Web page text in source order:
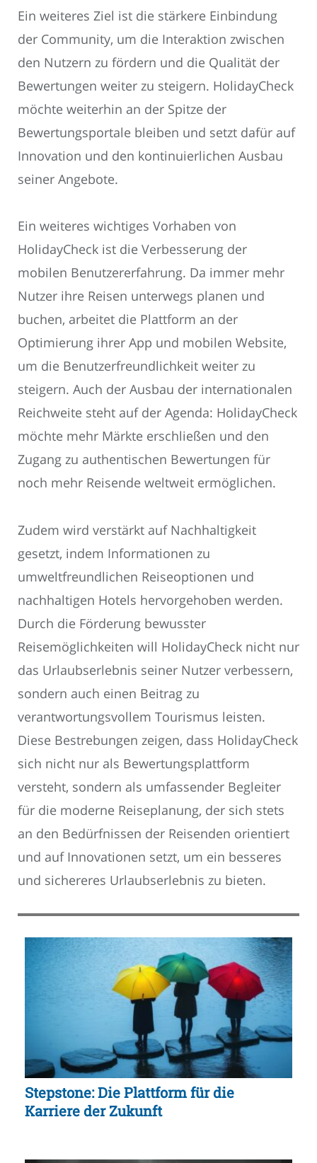
Ein weiteres Ziel ist die stärkere Einbindung
der Community, um die Interaktion zwischen
den Nutzern zu fördern und die Qualität der
Bewertungen weiter zu steigern. HolidayCheck
möchte weiterhin an der Spitze der
Bewertungsportale bleiben und setzt dafür auf
Innovation und den kontinuierlichen Ausbau
seiner Angebote.
Ein weiteres wichtiges Vorhaben von
HolidayCheck ist die Verbesserung der
mobilen Benutzererfahrung. Da immer mehr
Nutzer ihre Reisen unterwegs planen und
buchen, arbeitet die Plattform an der
Optimierung ihrer App und mobilen Website,
um die Benutzerfreundlichkeit weiter zu
steigern. Auch der Ausbau der internationalen
Reichweite steht auf der Agenda: HolidayCheck
möchte mehr Märkte erschließen und den
Zugang zu authentischen Bewertungen für
noch mehr Reisende weltweit ermöglichen.
Zudem wird verstärkt auf Nachhaltigkeit
gesetzt, indem Informationen zu
umweltfreundlichen Reiseoptionen und
nachhaltigen Hotels hervorgehoben werden.
Durch die Förderung bewusster
Reisemöglichkeiten will HolidayCheck nicht nur
das Urlaubserlebnis seiner Nutzer verbessern,
sondern auch einen Beitrag zu
verantwortungsvollem Tourismus leisten.
Diese Bestrebungen zeigen, dass HolidayCheck
sich nicht nur als Bewertungsplattform
versteht, sondern als umfassender Begleiter
für die moderne Reiseplanung, der sich stets
an den Bedürfnissen der Reisenden orientiert
und auf Innovationen setzt, um ein besseres
und sichereres Urlaubserlebnis zu bieten.
Stepstone: Die Plattform für die
Karriere der Zukunft